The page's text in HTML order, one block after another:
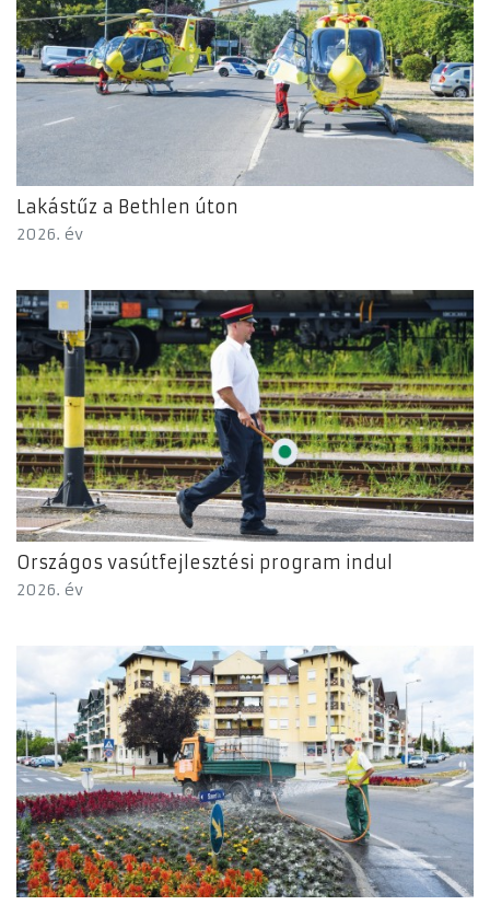
Lakástűz a Bethlen úton
2026. év
Országos vasútfejlesztési program indul
2026. év